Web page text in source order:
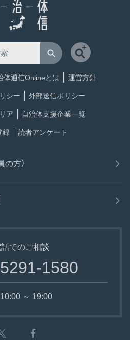
体通信Onlineとは 運営方針
シー 外部送信ポリシー
ア 自治体支援企業一覧
録 読者アンケート
方）
でのご相談
1580
～ 19:00